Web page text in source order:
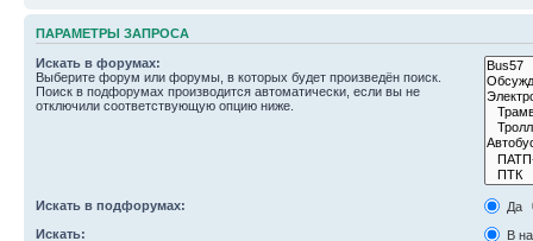
ПАРАМЕТРЫ ЗАПРОСА
Искать в форумах:
Выберите форум или форумы, в которых будет произведён поиск.
Поиск в подфорумах производится автоматически, если вы не
отключили соответствующую опцию ниже.
Искать в подфорумах:
Да
Искать:
В